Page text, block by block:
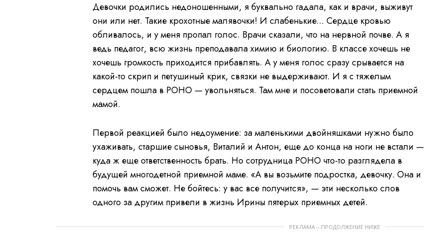
Девочки родились недоношенными, я буквально гадала, как и врачи, выживут
они или нет. Такие крохотные малявочки! И слабенькие... Сердце кровью
обливалось, и у меня пропал голос. Врачи сказали, что на нервной почве. А я
ведь педагог, всю жизнь преподавала химию и биологию. В классе хочешь не
хочешь громкость приходится прибавлять. А у меня голос сразу срывается на
какой-то скрип и петушиный крик, связки не выдерживают. И я с тяжелым
сердцем пошла в РОНО — увольняться. Там мне и посоветовали стать приемной
мамой.
Первой реакцией было недоумение: за маленькими двойняшками нужно было
ухаживать, старшие сыновья, Виталий и Антон, еще до конца на ноги не встали —
куда ж еще ответственность брать. Но сотрудница РОНО что-то разглядела в
будущей многодетной приемной маме. «А вы возьмите подростка, девочку. Она и
помочь вам сможет. Не бойтесь: у вас все получится», — эти несколько слов
одного за другим привели в жизнь Ирины пятерых приемных детей.
РЕКЛАМА – ПРОДОЛЖЕНИЕ НИЖЕ